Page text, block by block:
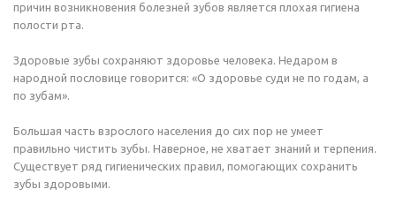
причин возникновения болезней зубов является плохая гигиена
полости рта.
Здоровые зубы сохраняют здоровье человека. Недаром в
народной пословице говорится: «О здоровье суди не по годам, а
по зубам».
Большая часть взрослого населения до сих пор не умеет
правильно чистить зубы. Наверное, не хватает знаний и терпения.
Существует ряд гигиенических правил, помогающих сохранить
зубы здоровыми.